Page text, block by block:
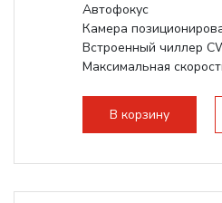
Автофокус
Камера
Встроенный чиллер
Максимальная
В корзину